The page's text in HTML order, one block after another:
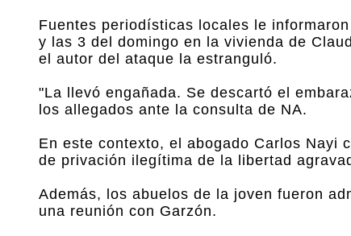
Fuentes periodísticas locales le
y las 3 del domingo en la vivienda de
el autor del ataque la estranguló.
"La llevó engañada. Se descartó el
los allegados ante la consulta de NA.
En este contexto, el abogado Carlos Nayi
de privación ilegítima de la libertad
Además, los abuelos de la joven fueron
una reunión con Garzón.